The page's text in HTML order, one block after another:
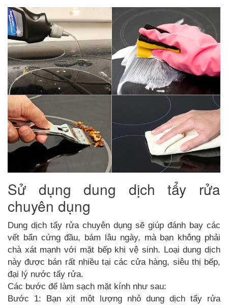
Sử dụng dung dịch tẩy rửa
chuyên dụng
Dung dịch tẩy rửa chuyên dụng sẽ giúp đánh bay các
vết bẩn cứng đầu, bám lâu ngày, mà bạn không phải
chà xát mạnh với mặt bếp khi vệ sinh. Loại dung dịch
này được bán rất nhiều tại các cửa hàng, siêu thị bếp,
đại lý nước tẩy rửa.
Các bước để làm sạch mặt kính như sau:
Bước 1: Bạn xịt một lượng nhỏ dung dịch tẩy rửa